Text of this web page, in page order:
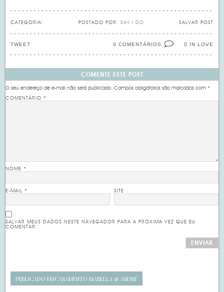
CATEGORIA: SALVAR POST
POSTADO POR: SAY I DO
0 IN LOVE
0 COMENTÁRIOS
TWEET
COMENTE ESTE POST
O seu endereço de e-mail não será publicado. Campos obrigatórios são marcados com*
COMENTÁRIO*
NOME*
E-MAIL* SITE
SALVAR MEUS DADOS NESTE NAVEGADOR PARA A PRÓXIMA VEZ QUE EU
COMENTAR.
PUBLICADO EMCASAMENTO ISABELLA & ANDRÉ